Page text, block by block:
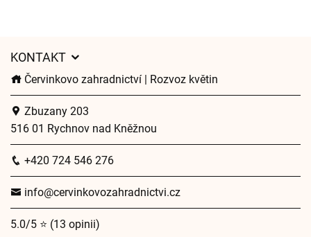
KONTAKT
Červinkovo zahradnictví | Rozvoz květin
Zbuzany 203
516 01 Rychnov nad Kněžnou
+420 724 546 276
info@cervinkovozahradnictvi.cz
5.0/5 ⭐ (13 opinii)